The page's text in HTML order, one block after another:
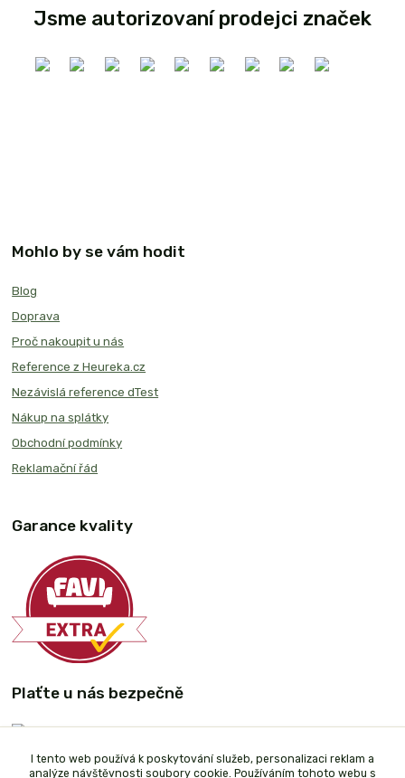
Jsme autorizovaní prodejci značek
Mohlo by se vám hodit
Blog
Doprava
Proč nakoupit u nás
Reference z Heureka.cz
Nezávislá reference dTest
Nákup na splátky
Obchodní podmínky
Reklamační řád
Garance kvality
Plaťte u nás bezpečně
I tento web používá k poskytování služeb, personalizaci reklam a
analýze návštěvnosti soubory cookie. Používáním tohoto webu s